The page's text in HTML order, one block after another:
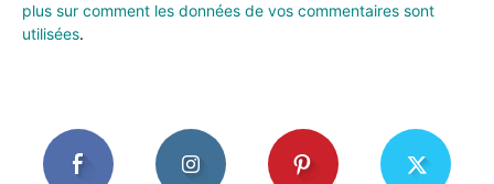
plus sur comment les données de vos commentaires sont
utilisées.